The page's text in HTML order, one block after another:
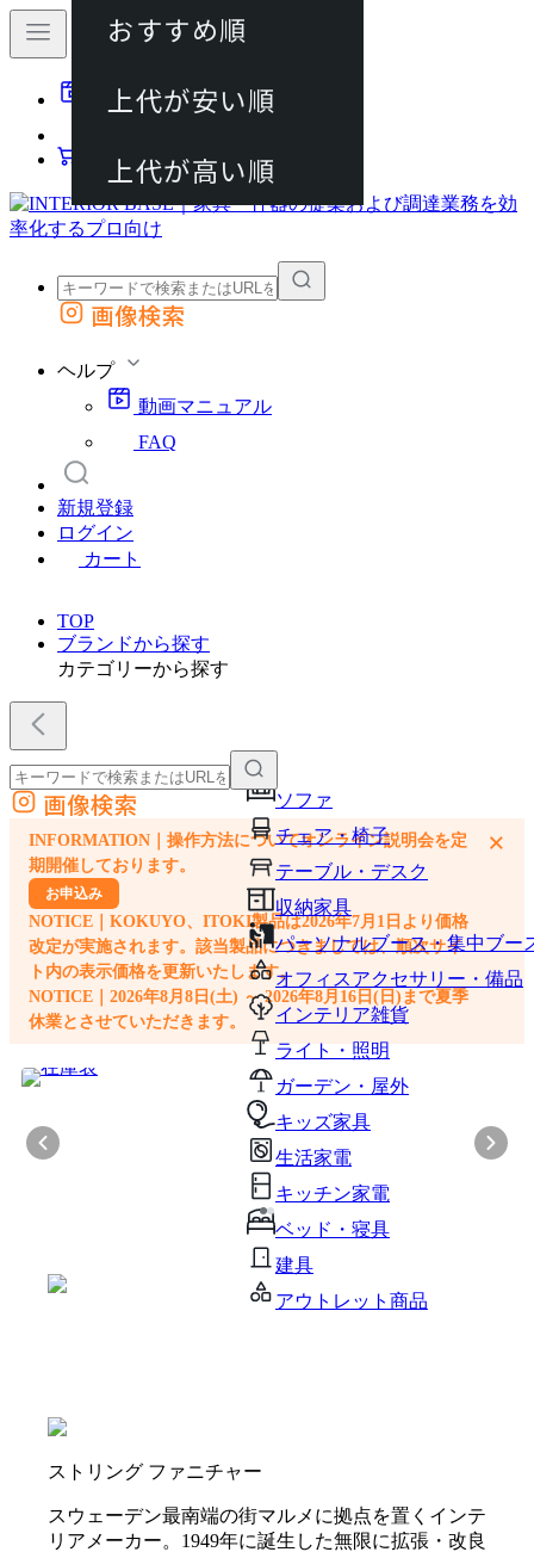
動画マニュアル
カート
外部サイトの商品をカートに追加
画像検索
ヘルプ
動画マニュアル
FAQ
新規登録
ログイン
カート
TOP
ブランドから探す
カテゴリーから探す
ソファ
チェア・椅子
テーブル・デスク
収納家具
パーソナルブース・集中ブー
オフィスアクセサリー・備品
インテリア雑貨
ライト・照明
ガーデン・屋外
キッズ家具
生活家電
キッチン家電
ベッド・寝具
建具
アウトレット商品
外部サイトの商品をカートに追加
他のサイトで見つけた商品ページのURLを貼り付けて、カートに追加できます
画像検索
INFORMATION｜操作方法についてオンライン説明会を定
期開催しております。
お申込み
NOTICE｜KOKUYO、ITOKI製品は2026年7月1日より価格
改定が実施されます。該当製品につきましては、順次サイ
ト内の表示価格を更新いたします。
NOTICE｜2026年8月8日(土) ～ 2026年8月16日(日)まで夏季
休業とさせていただきます。
×
ストリング ファニチャー
スウェーデン最南端の街マルメに拠点を置くインテ
リアメーカー。1949年に誕生した無限に拡張・改良
おすすめ順
上代が安い順
上代が高い順